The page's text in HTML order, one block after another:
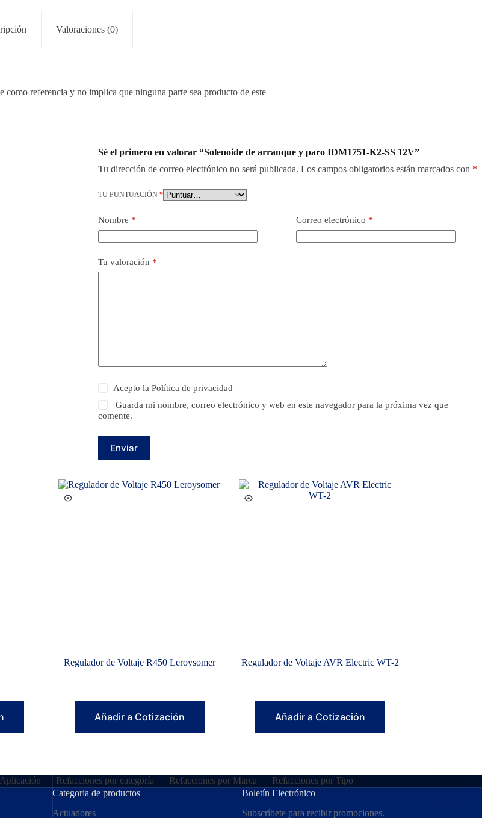
Valoraciones (0)
referencia y no implica que ninguna parte sea producto de este
Sé el primero en valorar “Solenoide de arranque y paro IDM1751-K2-SS 12V”
Tu dirección de correo electrónico no será publicada. Los campos obligatorios están marcados con *
TU PUNTUACIÓN *
Nombre * Correo electrónico *
Tu valoración *
Acepto la Política de privacidad
Guarda mi nombre, correo electrónico y web en este navegador para la próxima vez que
comente.
Enviar
Regulador de Voltaje R450 Leroysomer
Añadir a Cotización
Regulador de Voltaje AVR Electric WT-2
Añadir a Cotización
Refacciones por categoría Refacciones por Marca
Refacciones por Tipo
Categoria de productos
Actuadores
Boletín Electrónico
Subscríbete para recibir promociones.